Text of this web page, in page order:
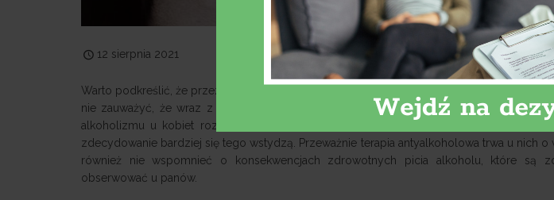
12 sierpnia 2021
Warto podkreślić, że przez długi czas choroba alkoholowa była domeną przede
nie zauważyć, że wraz z biegiem czasu coraz częściej możemy obserwować kobiety
alkoholizmu u kobiet rozmawiamy z Lubomirą Szawdyn. Kobiety w przeciwieństwie
zdecydowanie bardziej się tego wstydzą. Przeważnie terapia antyalkoholowa trwa u nich o
również nie wspomnieć o konsekwencjach zdrowotnych picia alkoholu, które są
obserwować u panów.